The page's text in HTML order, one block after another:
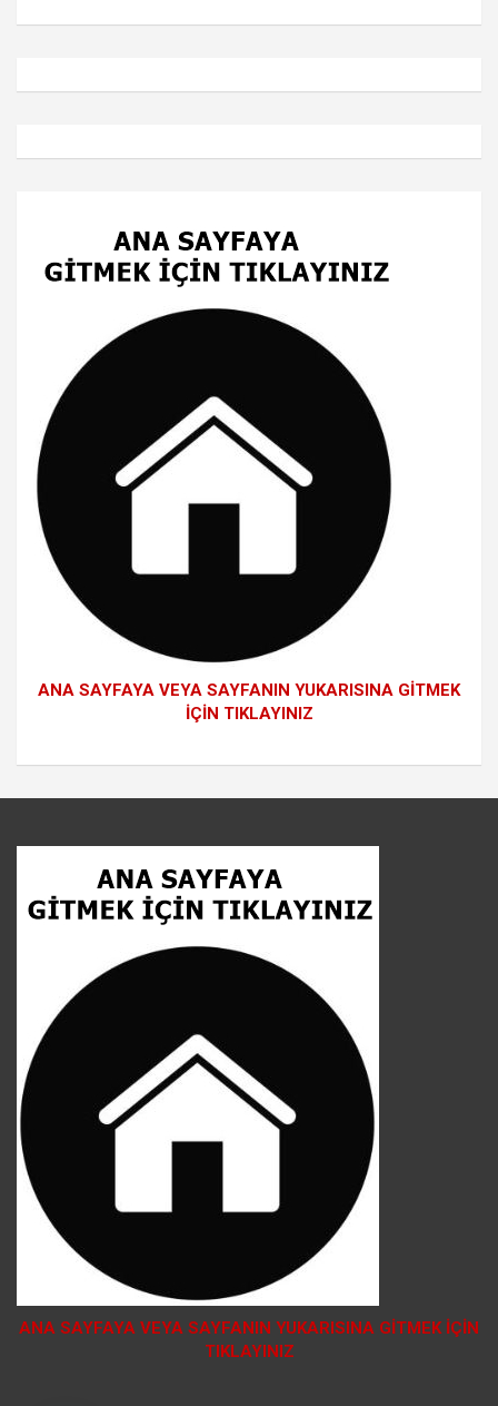
ANA SAYFAYA VEYA SAYFANIN YUKARISINA GİTMEK
İÇİN TIKLAYINIZ
ANA SAYFAYA VEYA SAYFANIN YUKARISINA GİTMEK İÇİN
TIKLAYINIZ